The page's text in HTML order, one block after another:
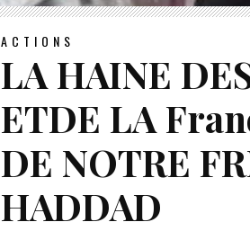
ACTIONS
LA HAINE
ETDE LA
DE NOTRE
HADDAD